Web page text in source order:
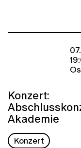
Konzert:
Akademie
Konzert